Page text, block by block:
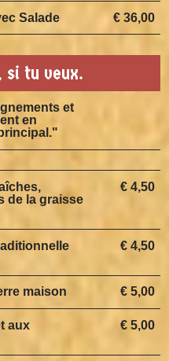
€ 36,00
Salade
si tu veux.
et
en
€ 4,50
de la graisse
€ 4,50
€ 5,00
maison
€ 5,00
aux